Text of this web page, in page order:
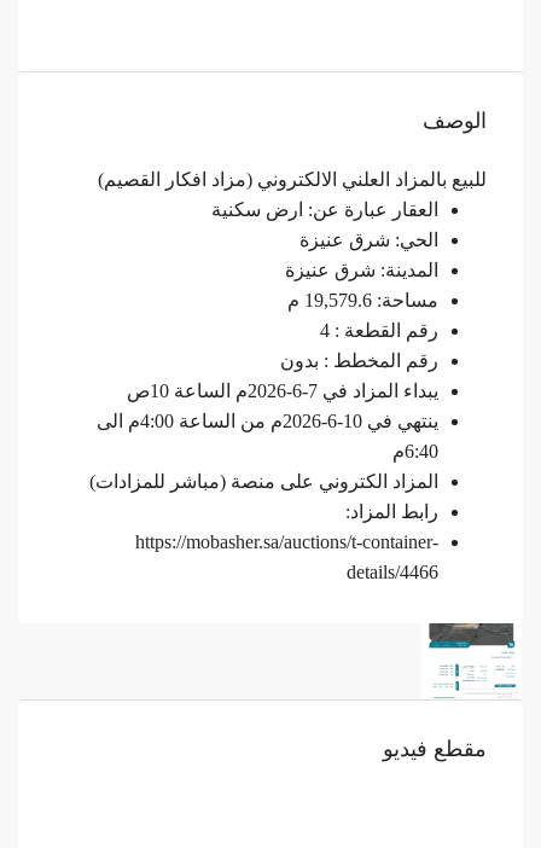
الوصف
للبيع بالمزاد العلني الالكتروني (مزاد افكار القصيم)
العقار عبارة عن: ارض سكنية
الحي: شرق عنيزة
المدينة: شرق عنيزة
مساحة: 19,579.6 م
رقم القطعة : 4
رقم المخطط : بدون
يبداء المزاد في 7-6-2026م الساعة 10ص
ينتهي في 10-6-2026م من الساعة 4:00م الى
6:40م
المزاد الكتروني على منصة (مباشر للمزادات)
رابط المزاد:
https://mobasher.sa/auctions/t-container-
details/4466
مقطع فيديو